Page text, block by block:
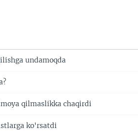
undamoqda
qilmaslikka chaqirdi
ko'rsatdi